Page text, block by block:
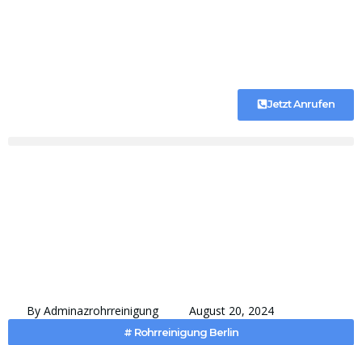
Jetzt Anrufen
ByAdminazrohrreinigung August 20, 2024
# Rohrreinigung Berlin